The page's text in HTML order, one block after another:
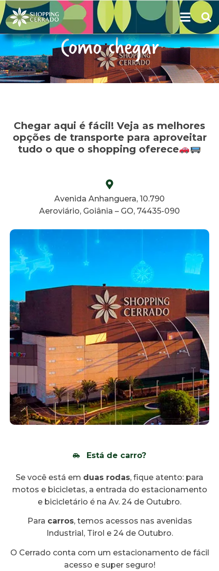
Como chegar
Chegar aqui é fácil! Veja as melhores
opções de transporte para aproveitar
tudo o que o shopping oferece
Avenida Anhanguera, 10.790
Aeroviário, Goiânia – GO, 74435-090
Está de carro?
Se você está em duas rodas, fique atento: para
motos e bicicletas, a entrada do estacionamento
e bicicletário é na Av. 24 de Outubro.
Para carros, temos acessos nas avenidas
Industrial, Tirol e 24 de Outubro.
O Cerrado conta com um estacionamento de fácil
acesso e super seguro!